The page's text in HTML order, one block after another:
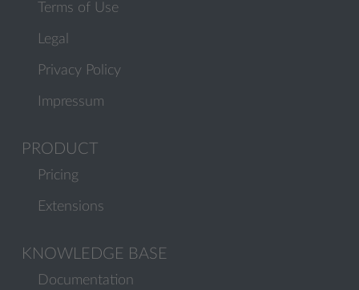
Terms of Use
Legal
Privacy Policy
Impressum
PRODUCT
Pricing
Extensions
KNOWLEDGE BASE
Documentation